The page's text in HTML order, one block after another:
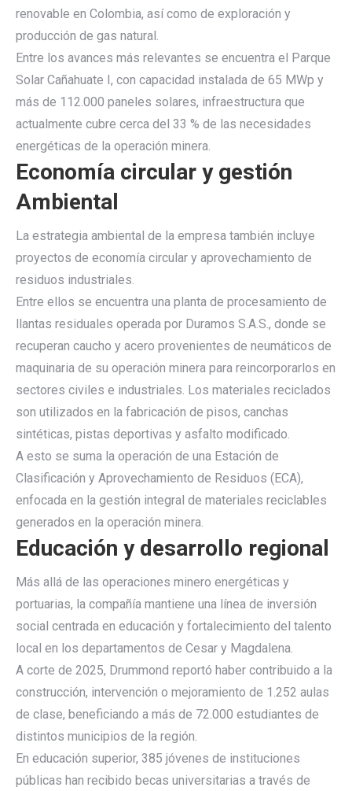
renovable en Colombia, así como de exploración y
producción de gas natural.
Entre los avances más relevantes se encuentra el Parque
Solar Cañahuate I, con capacidad instalada de 65 MWp y
más de 112.000 paneles solares, infraestructura que
actualmente cubre cerca del 33 % de las necesidades
energéticas de la operación minera.
Economía circular y gestión
Ambiental
La estrategia ambiental de la empresa también incluye
proyectos de economía circular y aprovechamiento de
residuos industriales.
Entre ellos se encuentra una planta de procesamiento de
llantas residuales operada por Duramos S.A.S., donde se
recuperan caucho y acero provenientes de neumáticos de
maquinaria de su operación minera para reincorporarlos en
sectores civiles e industriales. Los materiales reciclados
son utilizados en la fabricación de pisos, canchas
sintéticas, pistas deportivas y asfalto modificado.
A esto se suma la operación de una Estación de
Clasificación y Aprovechamiento de Residuos (ECA),
enfocada en la gestión integral de materiales reciclables
generados en la operación minera.
Educación y desarrollo regional
Más allá de las operaciones minero energéticas y
portuarias, la compañía mantiene una línea de inversión
social centrada en educación y fortalecimiento del talento
local en los departamentos de Cesar y Magdalena.
A corte de 2025, Drummond reportó haber contribuido a la
construcción, intervención o mejoramiento de 1.252 aulas
de clase, beneficiando a más de 72.000 estudiantes de
distintos municipios de la región.
En educación superior, 385 jóvenes de instituciones
públicas han recibido becas universitarias a través de